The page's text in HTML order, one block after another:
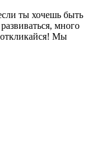
ты хочешь быть
много
откликайся! Мы